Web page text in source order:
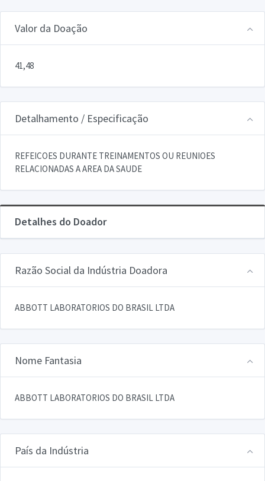
Valor da Doação
41,48
Detalhamento / Especificação
REFEICOES DURANTE TREINAMENTOS OU REUNIOES
RELACIONADAS A AREA DA SAUDE
Detalhes do Doador
Razão Social da Indústria Doadora
ABBOTT LABORATORIOS DO BRASIL LTDA
Nome Fantasia
ABBOTT LABORATORIOS DO BRASIL LTDA
País da Indústria